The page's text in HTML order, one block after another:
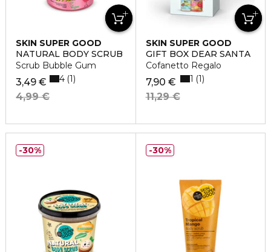
SKIN SUPER GOOD
NATURAL BODY SCRUB
Scrub Bubble Gum
3,49 €
4,99 €
4 1
SKIN SUPER GOOD
GIFT BOX DEAR SANTA
Cofanetto Regalo
7,90 €
11,29 €
1 1
30% 30%